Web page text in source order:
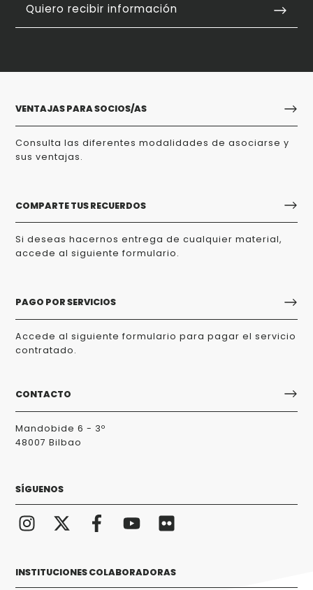
Quiero recibir información
VENTAJAS PARA SOCIOS/AS
Consulta las diferentes modalidades de asociarse y
sus ventajas.
COMPARTE TUS RECUERDOS
Si deseas hacernos entrega de cualquier material,
accede al siguiente formulario.
PAGO POR SERVICIOS
Accede al siguiente formulario para pagar el servicio
contratado.
CONTACTO
Mandobide 6 - 3º
48007 Bilbao
SÍGUENOS
INSTITUCIONES COLABORADORAS